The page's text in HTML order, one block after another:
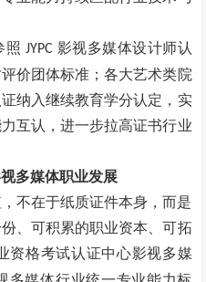
照 JYPC 影视多媒体设计师认
价团体标准；各大艺术类院
纳入继续教育学分认定，实
互认，进一步拉高证书行业
多媒体职业发展
不在于纸质证件本身，而是
、可积累的职业资本、可拓
资格考试认证中心影视多媒